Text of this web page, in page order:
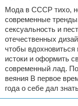
Мода в СССР тихо,
современные
сексуальность и
отечественных
чтобы
истоки и оформить
современный лад.
веяния В первое
года о себе дал